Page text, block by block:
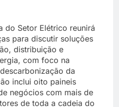
do Setor Elétrico reunirá
para discutir soluções
distribuição e
com foco na
da
inclui oito paineis
negócios com mais de
de toda a cadeia do